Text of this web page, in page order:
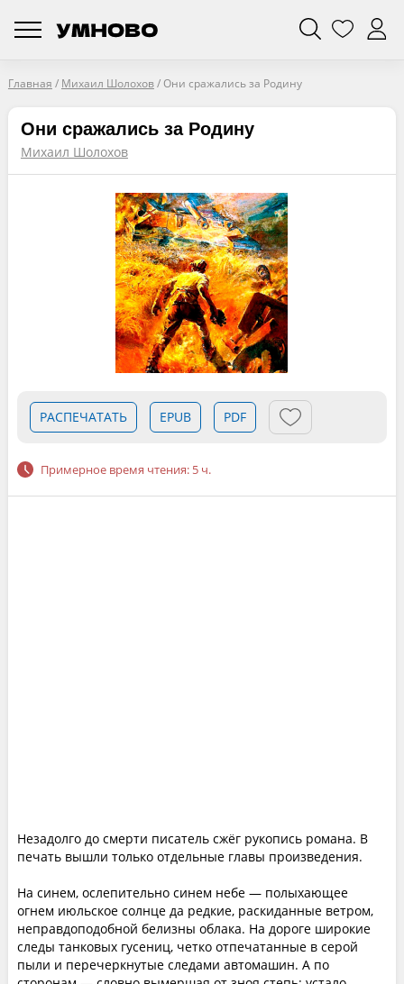
Главная / Михаил Шолохов/Они сражались за Родину
Они сражались за Родину
Михаил Шолохов
РАСПЕЧАТАТЬ EPUB PDF
Примерное время чтения: 5 ч.
Незадолго до смерти писатель сжёг рукопись романа. В
печать вышли только отдельные главы произведения.
На синем, ослепительно синем небе — полыхающее
огнем июльское солнце да редкие, раскиданные ветром,
неправдоподобной белизны облака. На дороге широкие
следы танковых гусениц, четко отпечатанные в серой
пыли и перечеркнутые следами автомашин. А по